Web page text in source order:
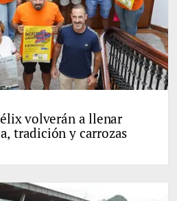
volverán a llenar
tradición y carrozas